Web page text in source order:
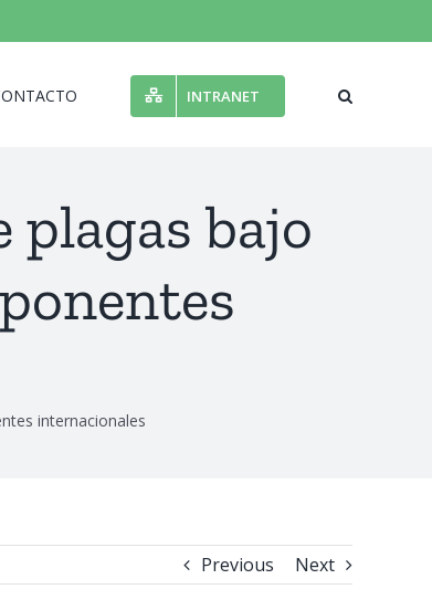
INTRANET
bajo
internacionales
Previous Next